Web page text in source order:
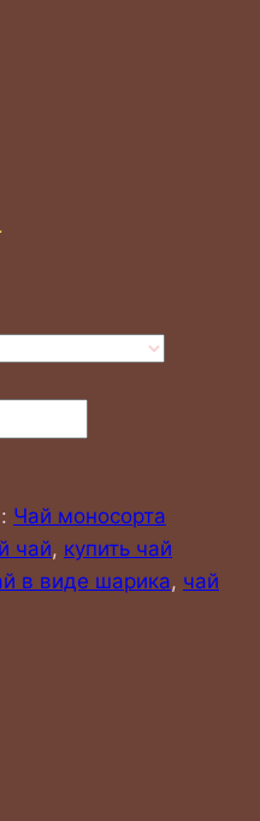
Чай моносорта
чай, купить чай
в виде шарика, чай